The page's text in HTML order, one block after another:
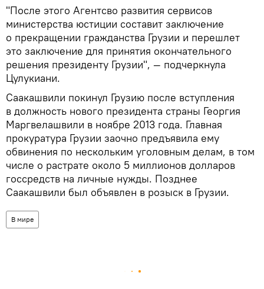
"После этого Агентсво развития сервисов
министерства юстиции составит заключение
о прекращении гражданства Грузии и перешлет
это заключение для принятия окончательного
решения президенту Грузии", — подчеркнула
Цулукиани.
Саакашвили покинул Грузию после вступления
в должность нового президента страны Георгия
Маргвелашвили в ноябре 2013 года. Главная
прокуратура Грузии заочно предъявила ему
обвинения по нескольким уголовным делам, в том
числе о растрате около 5 миллионов долларов
госсредств на личные нужды. Позднее
Саакашвили был объявлен в розыск в Грузии.
В мире